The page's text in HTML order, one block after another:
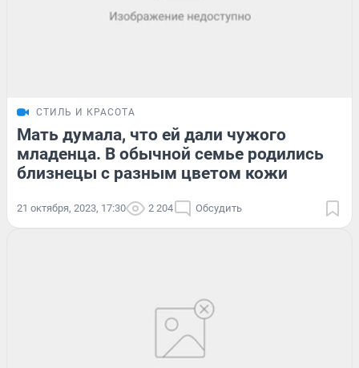
СТИЛЬ И КРАСОТА
Мать думала, что ей дали чужого
младенца. В обычной семье родились
близнецы с разным цветом кожи
21 октября, 2023, 17:30 2 204 Обсудить